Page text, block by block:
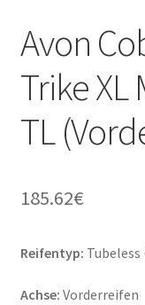
Avon
Trike XL
TL
185.62€
Reifentyp: Tubeless
Achse: Vorderreifen